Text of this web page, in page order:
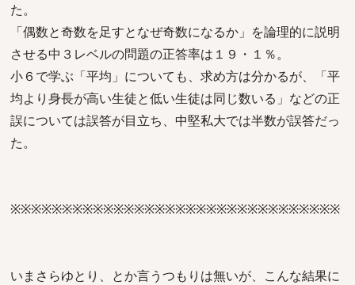
た。
「偶数と奇数を足すとなぜ奇数になるか」を論理的に説明
させる中３レベルの問題の正答率は１９・１％。
小６で学ぶ「平均」についても、求め方は分かるが、「平
均より身長が高い生徒と低い生徒は同じ数いる」などの正
誤については誤答が目立ち、中堅私大では半数が誤答だっ
た。
※※※※※※※※※※※※※※※※※※※※※※※※※※※※※※※※
いまさらゆとり、とか言うつもりは無いが、こんな結果に